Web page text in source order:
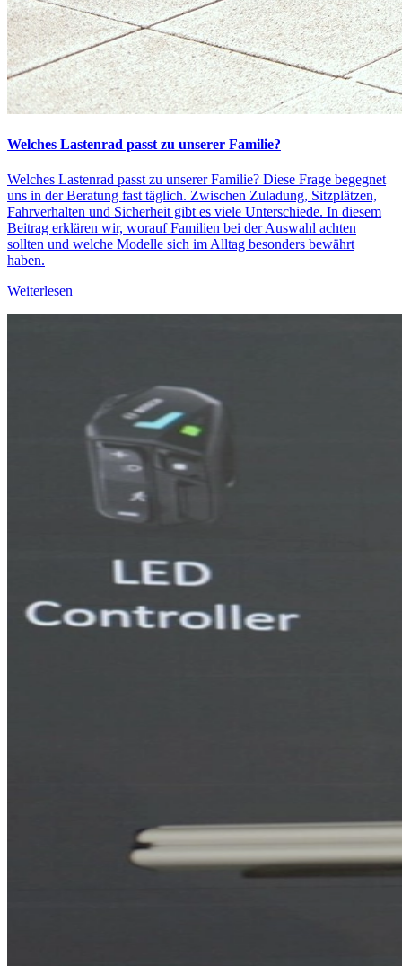
Welches Lastenrad passt zu unserer Familie?
Welches Lastenrad passt zu unserer Familie? Diese Frage begegnet
uns in der Beratung fast täglich. Zwischen Zuladung, Sitzplätzen,
Fahrverhalten und Sicherheit gibt es viele Unterschiede. In diesem
Beitrag erklären wir, worauf Familien bei der Auswahl achten
sollten und welche Modelle sich im Alltag besonders bewährt
haben.
Weiterlesen